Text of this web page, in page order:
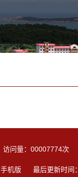
访问量： 00007774次
手机版 最后更新时间：